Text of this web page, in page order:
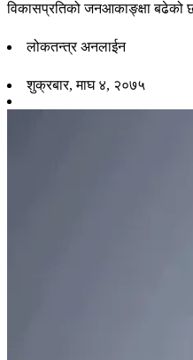
विकासप्रतिको जनआकाङ्क्षा बढेको
लोकतन्त्र अनलाईन
शुक्रबार, माघ ४, २०७५